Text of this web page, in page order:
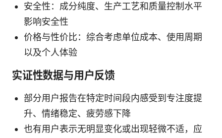
安全性：成分纯度、生产工艺和质量控制水平
影响安全性
价格与性价比：综合考虑单位成本、使用周期
以及个人体验
实证性数据与用户反馈
部分用户报告在特定时间段内感受到专注度提
升、情绪稳定、疲劳感下降
也有用户表示无明显变化或出现轻微不适，应